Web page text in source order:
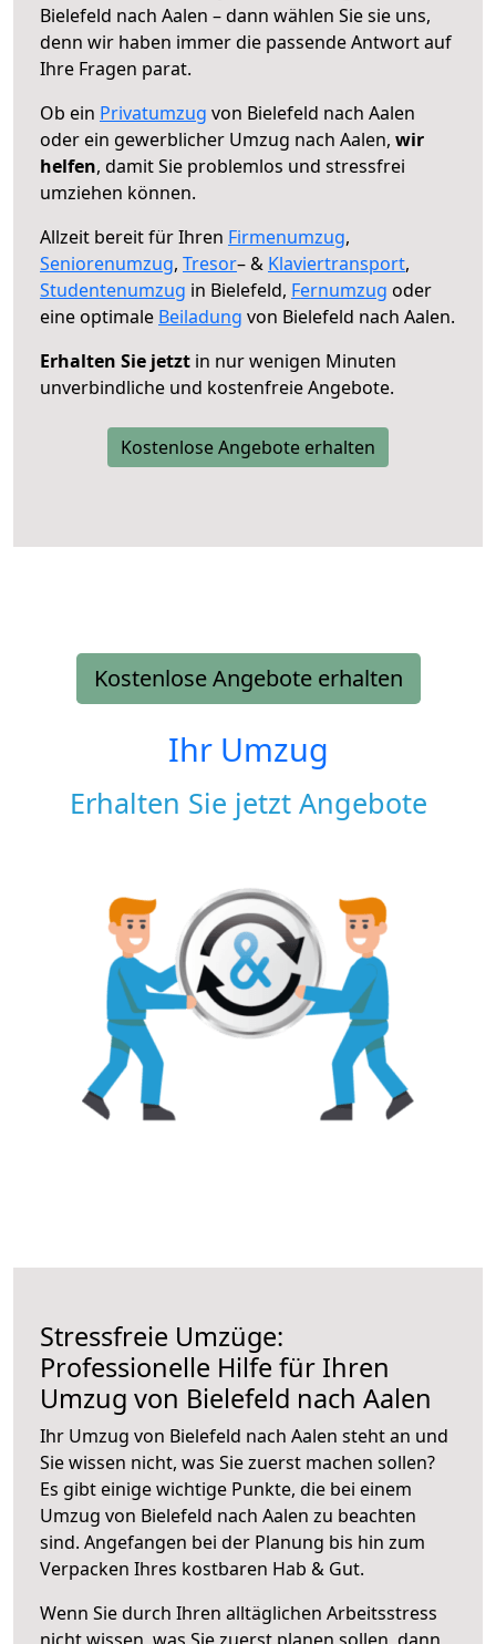
Bielefeld nach Aalen – dann wählen Sie sie uns,
denn wir haben immer die passende Antwort auf
Ihre Fragen parat.
Ob ein Privatumzug von Bielefeld nach Aalen
oder ein gewerblicher Umzug nach Aalen, wir
helfen, damit Sie problemlos und stressfrei
umziehen können.
Allzeit bereit für Ihren Firmenumzug,
Seniorenumzug, Tresor– & Klaviertransport,
Studentenumzug in Bielefeld, Fernumzug oder
eine optimale Beiladung von Bielefeld nach Aalen.
Erhalten Sie jetzt in nur wenigen Minuten
unverbindliche und kostenfreie Angebote.
Kostenlose Angebote erhalten
Kostenlose Angebote erhalten
Ihr Umzug
Erhalten Sie jetzt Angebote
Stressfreie Umzüge:
Professionelle Hilfe für Ihren
Umzug von Bielefeld nach Aalen
Ihr Umzug von Bielefeld nach Aalen steht an und
Sie wissen nicht, was Sie zuerst machen sollen?
Es gibt einige wichtige Punkte, die bei einem
Umzug von Bielefeld nach Aalen zu beachten
sind. Angefangen bei der Planung bis hin zum
Verpacken Ihres kostbaren Hab & Gut.
Wenn Sie durch Ihren alltäglichen Arbeitsstress